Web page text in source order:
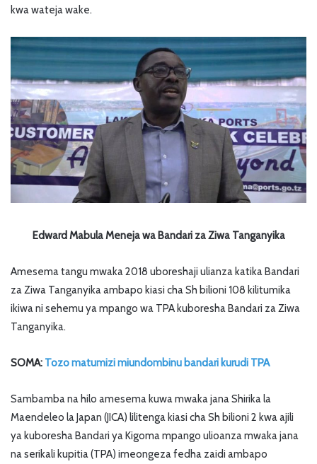
kwa wateja wake.
Edward Mabula Meneja wa Bandari za Ziwa Tanganyika
Amesema tangu mwaka 2018 uboreshaji ulianza katika Bandari
za Ziwa Tanganyika ambapo kiasi cha Sh bilioni 108 kilitumika
ikiwa ni sehemu ya mpango wa TPA kuboresha Bandari za Ziwa
Tanganyika.
SOMA: Tozo matumizi miundombinu bandari kurudi TPA
Sambamba na hilo amesema kuwa mwaka jana Shirika la
Maendeleo la Japan (JICA) lilitenga kiasi cha Sh bilioni 2 kwa ajili
ya kuboresha Bandari ya Kigoma mpango ulioanza mwaka jana
na serikali kupitia (TPA) imeongeza fedha zaidi ambapo